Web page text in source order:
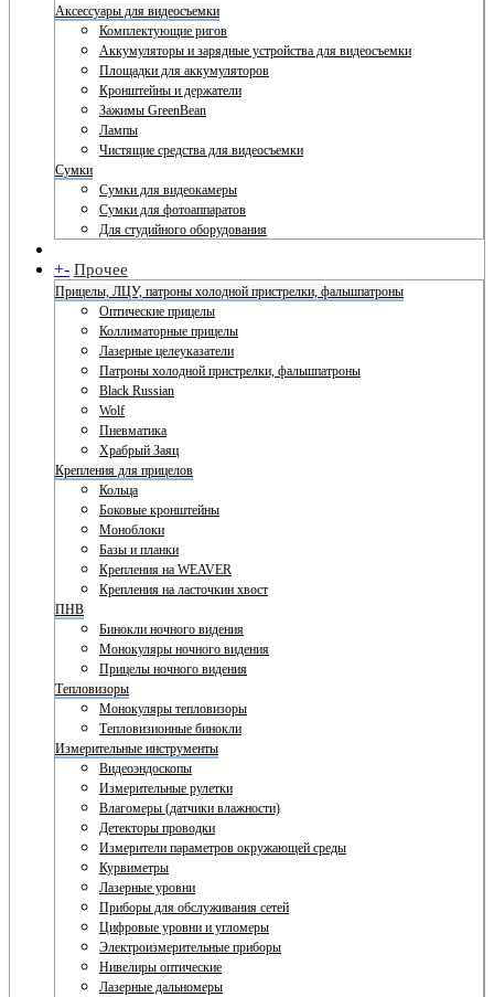
Аксессуары для видеосъемки
Комплектующие ригов
Аккумуляторы и зарядные устройства для видеосъемки
Площадки для аккумуляторов
Кронштейны и держатели
Зажимы GreenBean
Лампы
Чистящие средства для видеосъемки
Сумки
Сумки для видеокамеры
Сумки для фотоаппаратов
Для студийного оборудования
+- Прочее
Прицелы, ЛЦУ, патроны холодной пристрелки, фальшпатроны
Оптические прицелы
Коллиматорные прицелы
Лазерные целеуказатели
Патроны холодной пристрелки, фальшпатроны
Black Russian
Wolf
Пневматика
Храбрый Заяц
Крепления для прицелов
Кольца
Боковые кронштейны
Моноблоки
Базы и планки
Крепления на WEAVER
Крепления на ласточкин хвост
ПНВ
Бинокли ночного видения
Монокуляры ночного видения
Прицелы ночного видения
Тепловизоры
Монокуляры тепловизоры
Тепловизионные бинокли
Измерительные инструменты
Видеоэндоскопы
Измерительные рулетки
Влагомеры (датчики влажности)
Детекторы проводки
Измерители параметров окружающей среды
Курвиметры
Лазерные уровни
Приборы для обслуживания сетей
Цифровые уровни и угломеры
Электроизмерительные приборы
Нивелиры оптические
Лазерные дальномеры